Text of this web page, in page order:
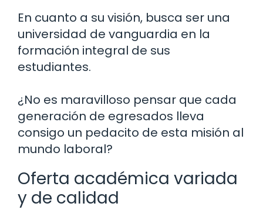
En cuanto a su visión, busca ser una
universidad de vanguardia en la
formación integral de sus
estudiantes.
¿No es maravilloso pensar que cada
generación de egresados lleva
consigo un pedacito de esta misión al
mundo laboral?
Oferta académica variada
y de calidad